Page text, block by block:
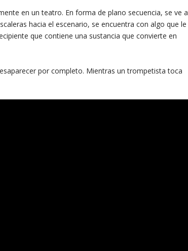
en un teatro. En forma de plano secuencia, se ve a
hacia el escenario, se encuentra con algo que le
que contiene una sustancia que convierte en
por completo. Mientras un trompetista toca